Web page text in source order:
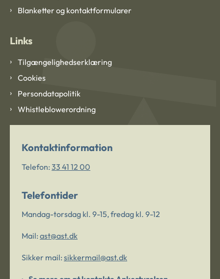
Blanketter og kontaktformularer
Links
Tilgængelighedserklæring
Cookies
Persondatapolitik
Whistleblowerordning
Kontaktinformation
Telefon: 33 41 12 00
Telefontider
Mandag-torsdag kl. 9-15, fredag kl. 9-12
Mail: ast@ast.dk
Sikker mail: sikkermail@ast.dk